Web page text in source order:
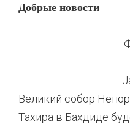
Добрые новости
Великий собор
Тахира в Бахдиде